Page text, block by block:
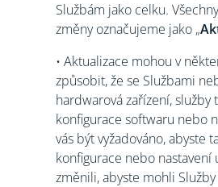
Službám jako celku.
změny označujeme jako „
• Aktualizace mohou v
způsobit, že se Službami
hardwarová zařízení, služby
konfigurace softwaru nebo
vás být vyžadováno, abyste
konfigurace nebo
změnili, abyste mohli